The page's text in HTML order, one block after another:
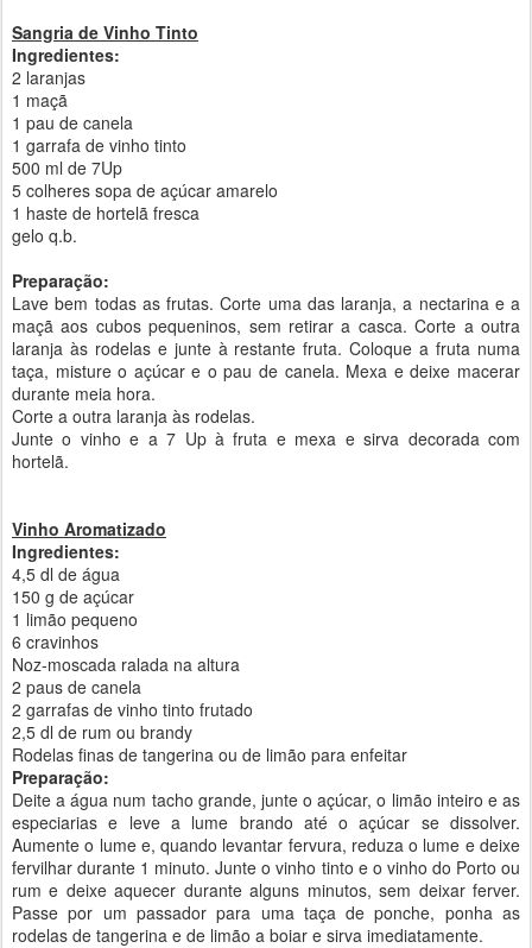
Sangria de Vinho Tinto
Ingredientes:
2 laranjas
1 maçã
1 pau de canela
1 garrafa de vinho tinto
500 ml de 7Up
5 colheres sopa de açúcar amarelo
1 haste de hortelã fresca
gelo q.b.
Preparação:
Lave bem todas as frutas. Corte uma das laranja, a nectarina e a
maçã aos cubos pequeninos, sem retirar a casca. Corte a outra
laranja às rodelas e junte à restante fruta. Coloque a fruta numa
taça, misture o açúcar e o pau de canela. Mexa e deixe macerar
durante meia hora.
Corte a outra laranja às rodelas.
Junte o vinho e a 7 Up à fruta e mexa e sirva decorada com
hortelã.
Vinho Aromatizado
Ingredientes:
4,5 dl de água
150 g de açúcar
1 limão pequeno
6 cravinhos
Noz-moscada ralada na altura
2 paus de canela
2 garrafas de vinho tinto frutado
2,5 dl de rum ou brandy
Rodelas finas de tangerina ou de limão para enfeitar
Preparação:
Deite a água num tacho grande, junte o açúcar, o limão inteiro e as
especiarias e leve a lume brando até o açúcar se dissolver.
Aumente o lume e, quando levantar fervura, reduza o lume e deixe
fervilhar durante 1 minuto. Junte o vinho tinto e o vinho do Porto ou
rum e deixe aquecer durante alguns minutos, sem deixar ferver.
Passe por um passador para uma taça de ponche, ponha as
rodelas de tangerina e de limão a boiar e sirva imediatamente.